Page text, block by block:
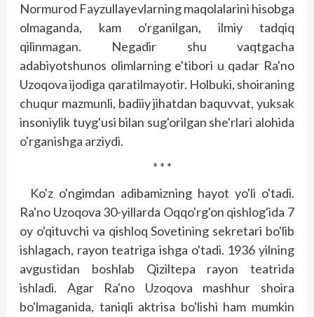
Normurod Fayzullayevlarning maqolalarini hisobga
olmaganda, kam o'rganilgan, ilmiy tadqiq
qilinmagan. Negadir shu vaqtgacha
adabiyotshunos olimlarning e'tibori u qadar Ra'no
Uzoqova ijodiga qaratilmayotir. Holbuki, shoiraning
chuqur mazmunli, badiiy jihatdan baquvvat, yuksak
insoniylik tuyg'usi bilan sug'orilgan she'rlari alohida
o'rganishga arziydi.
* * *
Ko'z o'ngimdan adibamizning hayot yo'li o'tadi.
Ra'no Uzoqova 30-yillarda Oqqo'rg'on qishlog'ida 7
oy o'qituvchi va qishloq Sovetining sekretari bo'lib
ishlagach, rayon teatriga ishga o'tadi. 1936 yilning
avgustidan boshlab Qiziltepa rayon teatrida
ishladi. Agar Ra'no Uzoqova mashhur shoira
bo'lmaganida, taniqli aktrisa bo'lishi ham mumkin